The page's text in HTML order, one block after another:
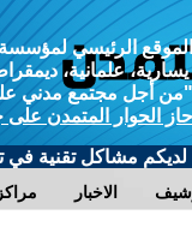
الموقع الرئيسي لمؤسسة
يسارية، علمانية،
"من أجل مجتمع مدني
حاز الحوار المتمدن على
لديكم مشاكل تقنية في
مراكز الاخبار